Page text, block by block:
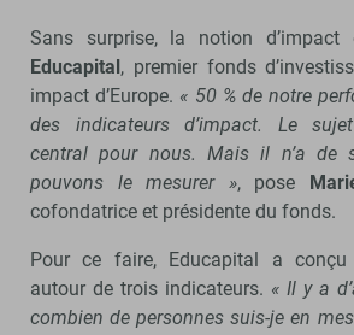
Sans surprise, la notion d’impact
Educapital, premier fonds
impact d’Europe. « 50 % de notre
des indicateurs d’impact. Le
central pour nous. Mais il n’a de
pouvons le mesurer », pose
cofondatrice et présidente du fonds.
Pour ce faire, Educapital a conçu
autour de trois indicateurs. « Il y a
combien de personnes suis-je en